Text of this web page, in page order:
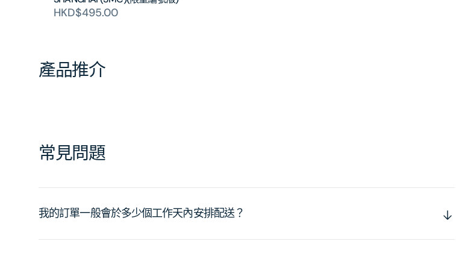
HKD$495.00
產品推介
常見問題
我的訂單一般會於多少個工作天內安排配送？